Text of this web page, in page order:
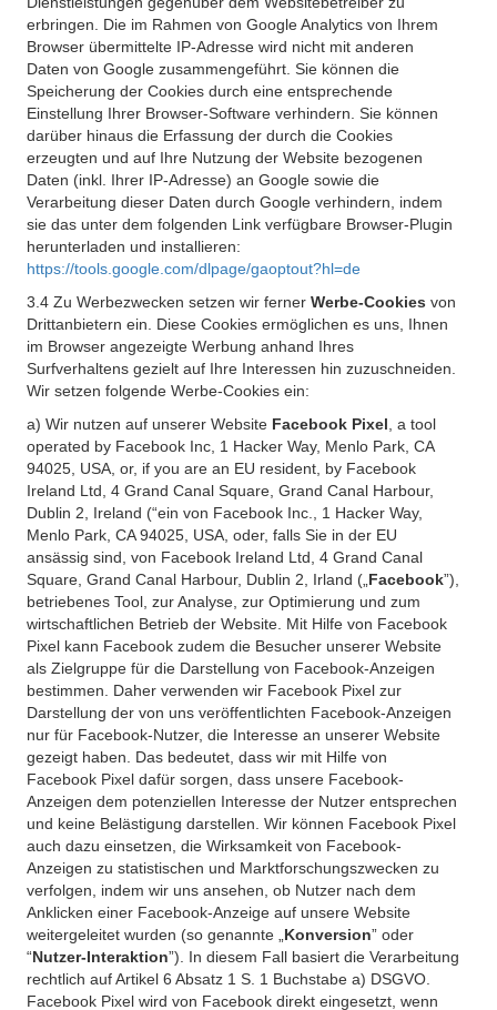
erbringen. Die im Rahmen von Google Analytics von Ihrem
Browser übermittelte IP-Adresse wird nicht mit anderen
Daten von Google zusammengeführt. Sie können die
Speicherung der Cookies durch eine entsprechende
Einstellung Ihrer Browser-Software verhindern. Sie können
darüber hinaus die Erfassung der durch die Cookies
erzeugten und auf Ihre Nutzung der Website bezogenen
Daten (inkl. Ihrer IP-Adresse) an Google sowie die
Verarbeitung dieser Daten durch Google verhindern, indem
sie das unter dem folgenden Link verfügbare Browser-Plugin
herunterladen und installieren:
https://tools.google.com/dlpage/gaoptout?hl=de
3.4 Zu Werbezwecken setzen wir ferner Werbe-Cookies von
Drittanbietern ein. Diese Cookies ermöglichen es uns, Ihnen
im Browser angezeigte Werbung anhand Ihres
Surfverhaltens gezielt auf Ihre Interessen hin zuzuschneiden.
Wir setzen folgende Werbe-Cookies ein:
a) Wir nutzen auf unserer Website Facebook Pixel , a tool
operated by Facebook Inc, 1 Hacker Way, Menlo Park, CA
94025, USA, or, if you are an EU resident, by Facebook
Ireland Ltd, 4 Grand Canal Square, Grand Canal Harbour,
Dublin 2, Ireland (“ein von Facebook Inc., 1 Hacker Way,
Menlo Park, CA 94025, USA, oder, falls Sie in der EU
ansässig sind, von Facebook Ireland Ltd, 4 Grand Canal
Square, Grand Canal Harbour, Dublin 2, Irland („ Facebook”),
betriebenes Tool, zur Analyse, zur Optimierung und zum
wirtschaftlichen Betrieb der Website. Mit Hilfe von Facebook
Pixel kann Facebook zudem die Besucher unserer Website
als Zielgruppe für die Darstellung von Facebook-Anzeigen
bestimmen. Daher verwenden wir Facebook Pixel zur
Darstellung der von uns veröffentlichten Facebook-Anzeigen
nur für Facebook-Nutzer, die Interesse an unserer Website
gezeigt haben. Das bedeutet, dass wir mit Hilfe von
Facebook Pixel dafür sorgen, dass unsere Facebook-
Anzeigen dem potenziellen Interesse der Nutzer entsprechen
und keine Belästigung darstellen. Wir können Facebook Pixel
auch dazu einsetzen, die Wirksamkeit von Facebook-
Anzeigen zu statistischen und Marktforschungszwecken zu
verfolgen, indem wir uns ansehen, ob Nutzer nach dem
Anklicken einer Facebook-Anzeige auf unsere Website
weitergeleitet wurden (so genannte „ Konversion” oder
“Nutzer-Interaktion”). In diesem Fall basiert die Verarbeitung
rechtlich auf Artikel 6 Absatz 1 S. 1 Buchstabe a) DSGVO.
Facebook Pixel wird von Facebook direkt eingesetzt, wenn